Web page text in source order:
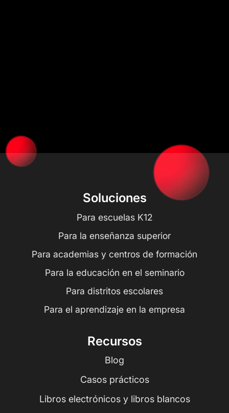
Soluciones
Para escuelas K12
Para la enseñanza superior
Para academias y centros de formación
Para la educación en el seminario
Para distritos escolares
Para el aprendizaje en la empresa
Recursos
Blog
Casos prácticos
Libros electrónicos y libros blancos